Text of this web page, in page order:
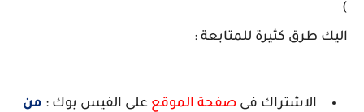
)
اليك طرق كثيرة للمتابعة :
الاشتراك فى صفحة الموقع على الفيس بوك : من